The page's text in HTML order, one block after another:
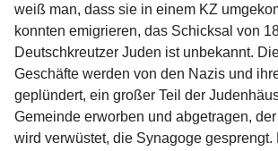
weiß man, dass sie in einem KZ
konnten emigrieren, das Schicksal von
Deutschkreutzer Juden ist unbekannt.
Geschäfte werden von den Nazis und
geplündert, ein großer Teil der
Gemeinde erworben und abgetragen,
wird verwüstet, die Synagoge gesprengt.